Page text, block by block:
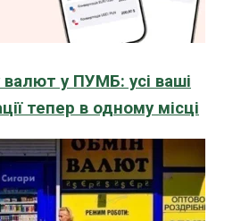
валют у ПУМБ: усі ваші
тепер в одному місці